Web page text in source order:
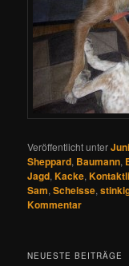
Veröffentlicht unter
Sheppard, Baumann,
Jagd,Kacke,
Sam,Scheisse,
Kommentar
NEUESTE BEITRÄGE